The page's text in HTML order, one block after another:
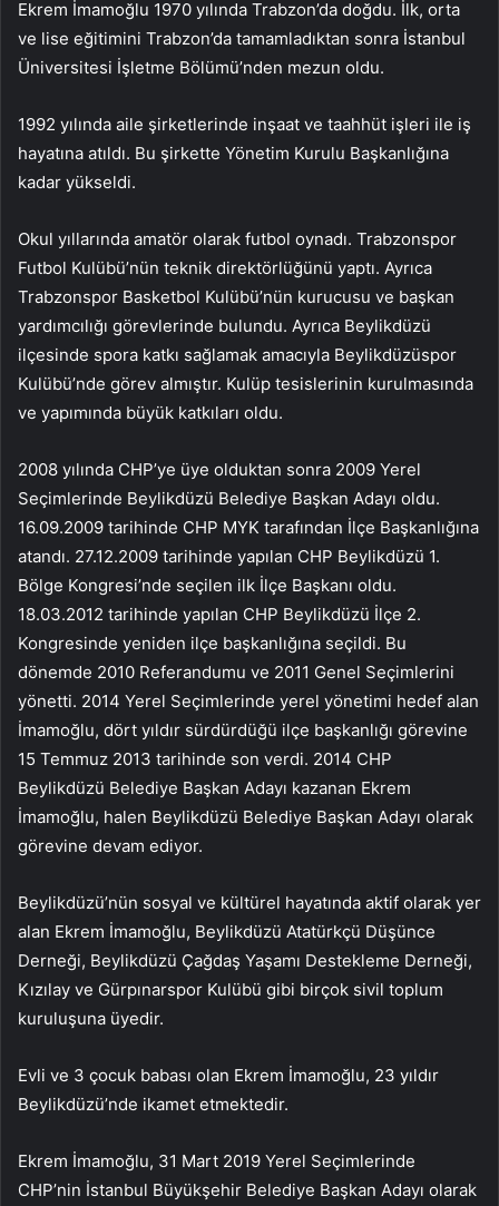
Ekrem İmamoğlu 1970 yılında Trabzon’da doğdu. İlk, orta
ve lise eğitimini Trabzon’da tamamladıktan sonra İstanbul
Üniversitesi İşletme Bölümü’nden mezun oldu.
1992 yılında aile şirketlerinde inşaat ve taahhüt işleri ile iş
hayatına atıldı. Bu şirkette Yönetim Kurulu Başkanlığına
kadar yükseldi.
Okul yıllarında amatör olarak futbol oynadı. Trabzonspor
Futbol Kulübü’nün teknik direktörlüğünü yaptı. Ayrıca
Trabzonspor Basketbol Kulübü’nün kurucusu ve başkan
yardımcılığı görevlerinde bulundu. Ayrıca Beylikdüzü
ilçesinde spora katkı sağlamak amacıyla Beylikdüzüspor
Kulübü’nde görev almıştır. Kulüp tesislerinin kurulmasında
ve yapımında büyük katkıları oldu.
2008 yılında CHP’ye üye olduktan sonra 2009 Yerel
Seçimlerinde Beylikdüzü Belediye Başkan Adayı oldu.
16.09.2009 tarihinde CHP MYK tarafından İlçe Başkanlığına
atandı. 27.12.2009 tarihinde yapılan CHP Beylikdüzü 1.
Bölge Kongresi’nde seçilen ilk İlçe Başkanı oldu.
18.03.2012 tarihinde yapılan CHP Beylikdüzü İlçe 2.
Kongresinde yeniden ilçe başkanlığına seçildi. Bu
dönemde 2010 Referandumu ve 2011 Genel Seçimlerini
yönetti. 2014 Yerel Seçimlerinde yerel yönetimi hedef alan
İmamoğlu, dört yıldır sürdürdüğü ilçe başkanlığı görevine
15 Temmuz 2013 tarihinde son verdi. 2014 CHP
Beylikdüzü Belediye Başkan Adayı kazanan Ekrem
İmamoğlu, halen Beylikdüzü Belediye Başkan Adayı olarak
görevine devam ediyor.
Beylikdüzü’nün sosyal ve kültürel hayatında aktif olarak yer
alan Ekrem İmamoğlu, Beylikdüzü Atatürkçü Düşünce
Derneği, Beylikdüzü Çağdaş Yaşamı Destekleme Derneği,
Kızılay ve Gürpınarspor Kulübü gibi birçok sivil toplum
kuruluşuna üyedir.
Evli ve 3 çocuk babası olan Ekrem İmamoğlu, 23 yıldır
Beylikdüzü’nde ikamet etmektedir.
Ekrem İmamoğlu, 31 Mart 2019 Yerel Seçimlerinde
CHP’nin İstanbul Büyükşehir Belediye Başkan Adayı olarak